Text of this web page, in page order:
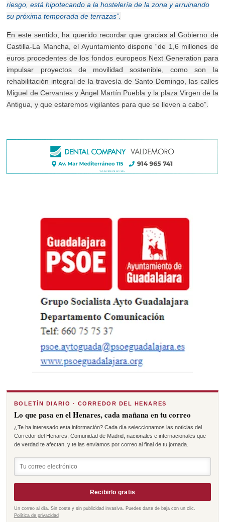
riesgo, está hipotecando a la hostelería de la zona y arruinando
su próxima temporada de terrazas”.
En este sentido, ha querido recordar que gracias al Gobierno de
Castilla-La Mancha, el Ayuntamiento dispone “de 1,6 millones de
euros procedentes de los fondos europeos Next Generation para
impulsar proyectos de movilidad sostenible, como son la
rehabilitación integral de la travesía de Santo Domingo, las calles
Miguel de Cervantes y Ángel Martín Puebla y la plaza Virgen de la
Antigua, y que estaremos vigilantes para que se lleven a cabo”.
BOLETÍN DIARIO · CORREDOR DEL HENARES
Lo que pasa en el Henares, cada mañana en tu correo
¿Te ha interesado esta información? Cada día seleccionamos las noticias del
Corredor del Henares, Comunidad de Madrid, nacionales e internacionales que
de verdad te afectan, y te las enviamos por correo al final de tu jornada.
Recibirlo gratis
Un correo al día. Sin coste y sin publicidad invasiva. Puedes darte de baja con un clic.
Política de privacidad